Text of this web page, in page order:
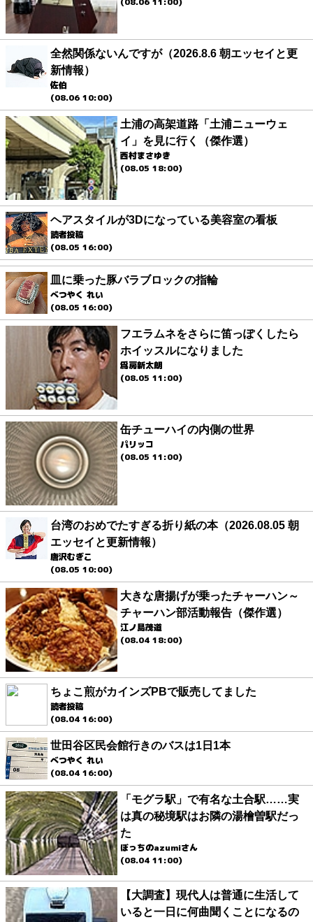
全然関係ないんですが（2026.8.6 朝エッセイと更
新情報）
佐伯
(08.06 10:00)
土浦の高架道路「土浦ニューウェ
イ」を見に行く（傑作選）
西村まさゆき
(08.05 18:00)
ヘアスタイルが3Dになっている美容室の看板
読者投稿
(08.05 16:00)
皿に乗った豚バラブロックの指輪
べつやく れい
(08.05 16:00)
フエラムネをさらに笛っぽくしたら
ホイッスルになりました
爲房新太朗
(08.05 11:00)
缶チューハイの内側の世界
パリッコ
(08.05 11:00)
台湾のおめでたすぎる折り紙の本（2026.08.05 朝
エッセイと更新情報）
唐沢むぎこ
(08.05 10:00)
大きな唐揚げが乗ったチャーハン～
チャーハン部活動報告（傑作選）
江ノ島茂道
(08.04 18:00)
ちょこ煎がカインズPBで販売してました
読者投稿
(08.04 16:00)
世田谷区民会館行きのバスは1日1本
べつやく れい
(08.04 16:00)
「モグラ駅」で有名な土合駅……実
は真の秘境駅はお隣の湯檜曽駅だっ
た
ぼっちのazumiさん
(08.04 11:00)
【大調査】現代人は普通に生活して
いると一日に何曲聞くことになるの